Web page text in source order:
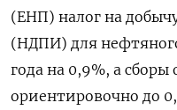
(ЕНП) налог на
(НДПИ) для
года на 0,9%, а сборы
ориентировочно до